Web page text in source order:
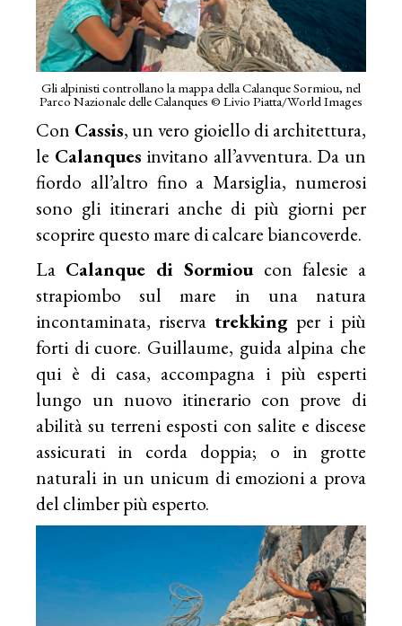
Gli alpinisti controllano la mappa della Calanque Sormiou, nel
Parco Nazionale delle Calanques © Livio Piatta/World Images
Con Cassis, un vero gioiello di architettura,
le Calanques invitano all’avventura. Da un
fiordo all’altro fino a Marsiglia, numerosi
sono gli itinerari anche di più giorni per
scoprire questo mare di calcare biancoverde.
La Calanque di Sormioucon falesie a
strapiombo sul mare in una natura
incontaminata, riservatrekking per i più
forti di cuore. Guillaume, guida alpina che
qui è di casa, accompagna i più esperti
lungo un nuovo itinerario con prove di
abilità su terreni esposti con salite e discese
assicurati in corda doppia; o in grotte
naturali in un unicum di emozioni a prova
del climber più esperto.